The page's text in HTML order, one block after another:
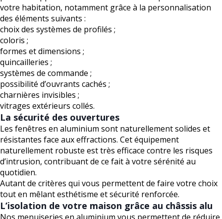
votre habitation, notamment grâce à la personnalisation
des éléments suivants :
choix des systèmes de profilés ;
coloris ;
formes et dimensions ;
quincailleries ;
systèmes de commande ;
possibilité d’ouvrants cachés ;
charnières invisibles ;
vitrages extérieurs collés.
La sécurité des ouvertures
Les fenêtres en aluminium sont naturellement solides et
résistantes face aux effractions. Cet équipement
naturellement robuste est très efficace contre les risques
d’intrusion, contribuant de ce fait à votre sérénité au
quotidien.
Autant de critères qui vous permettent de faire votre choix
tout en mêlant esthétisme et sécurité renforcée.
L’isolation de votre maison grâce au châssis alu